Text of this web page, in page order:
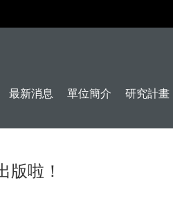
最新消息
單位簡介 研究計畫
版啦！